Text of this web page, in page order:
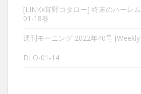
[LINKx宵野コタロー] 終末のハーレ
01-18巻
週刊モーニング 2022年40号
DLO-01-14